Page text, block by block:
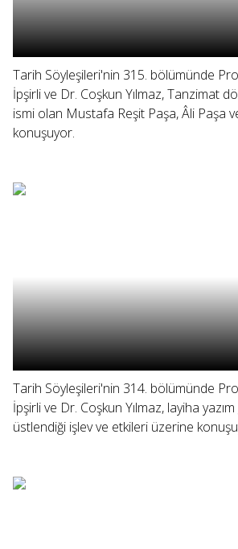
Tarih Söyleşileri'nin 315. bölümünde
İpşirli ve Dr. Coşkun Yılmaz, Tanzimat
ismi olan Mustafa Reşit Paşa, Âli Paşa
konuşuyor.
Tarih Söyleşileri'nin 314. bölümünde
İpşirli ve Dr. Coşkun Yılmaz, layiha
üstlendiği işlev ve etkileri üzerine